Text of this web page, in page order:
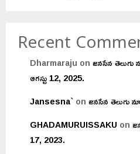
Recent
Dharmaraju onజనసేన తెలుగు
ఆగస్టు 12, 2025.
Jansesna`onజనసేన తెలుగు
GHADAMURUISSAKU on
17, 2023.